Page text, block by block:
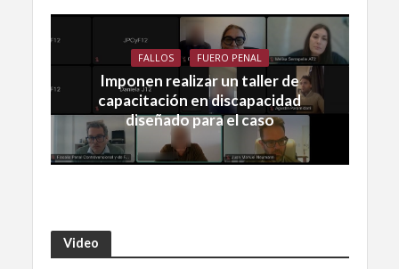
FALLOS FUERO PENAL
Imponen realizar un taller de
capacitación en discapacidad
diseñado para el caso
Video